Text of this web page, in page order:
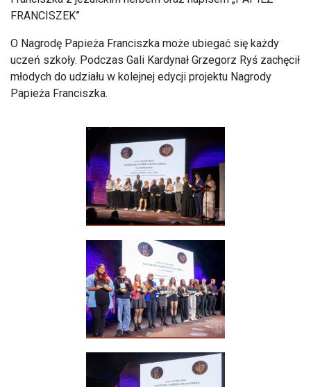
FRANCISZEK”
O Nagrodę Papieża Franciszka może ubiegać się każdy
uczeń szkoły. Podczas Gali Kardynał Grzegorz Ryś zachęcił
młodych do udziału w kolejnej edycji projektu Nagrody
Papieża Franciszka.